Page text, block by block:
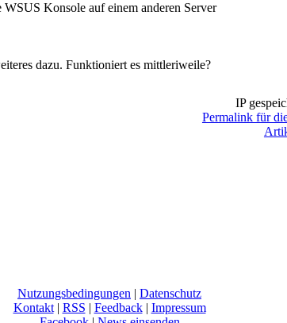
Konsole auf einem anderen Server
dazu. Funktioniert es mittleriweile?
IP
Permalink für
Nutzungsbedingungen | Datenschutz
Kontakt| RSS | Feedback| Impressum